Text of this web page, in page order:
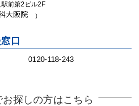
前第2ビル2F
）
口
0120-118-243
探しの方はこちら